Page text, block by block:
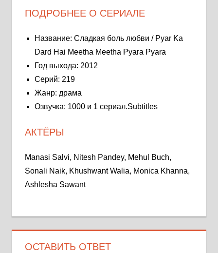
ПОДРОБНЕЕ О СЕРИАЛЕ
Название: Сладкая боль любви / Pyar Ka
Dard Hai Meetha Meetha Pyara Pyara
Год выхода: 2012
Серий: 219
Жанр: драма
Озвучка: 1000 и 1 сериал.Subtitles
АКТЁРЫ
Manasi Salvi, Nitesh Pandey, Mehul Buch,
Sonali Naik, Khushwant Walia, Monica Khanna,
Ashlesha Sawant
ОСТАВИТЬ ОТВЕТ